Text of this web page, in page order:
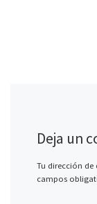
Deja un
Tu dirección
campos